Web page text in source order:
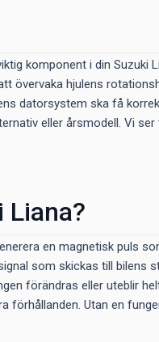
komponent i din
övervaka hjulens
datorsystem ska få
eller årsmodell. Vi
Liana?
en magnetisk puls
som skickas till
förändras eller uteblir
förhållanden. Utan en